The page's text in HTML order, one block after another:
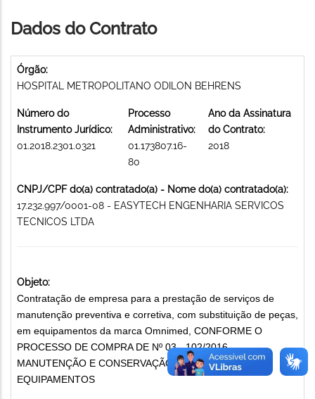
Dados do Contrato
Órgão:
HOSPITAL METROPOLITANO ODILON BEHRENS
Número do
Instrumento Jurídico:
01.2018.2301.0321
Processo
Administrativo:
01.173807.16-
80
Ano da Assinatura
do Contrato:
2018
CNPJ/CPF do(a) contratado(a) - Nome do(a) contratado(a):
17.232.997/0001-08 - EASYTECH ENGENHARIA SERVICOS
TECNICOS LTDA
Objeto:
Contratação de empresa para a prestação de serviços de
manutenção preventiva e corretiva, com substituição de peças,
em equipamentos da marca Omnimed, CONFORME O
PROCESSO DE COMPRA DE Nº 03 - 102/2016
MANUTENÇÃO E CONSERVAÇÃO DE MÁQUINAS E
EQUIPAMENTOS